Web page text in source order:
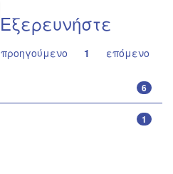
προηγούμενο 1 επόμενο
Εξερευνήστε
6
1